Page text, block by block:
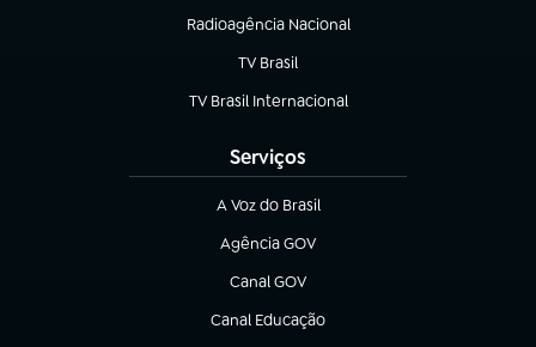
Radioagência Nacional
(abre em nova aba)
TV Brasil
(abre em nova aba)
TV Brasil Internacional
(abre em nova aba)
Serviços
A Voz do Brasil
(abre em nova aba)
Agência GOV
(abre em nova aba)
Canal GOV
(abre em nova aba)
Canal Educação
(abre em nova aba)